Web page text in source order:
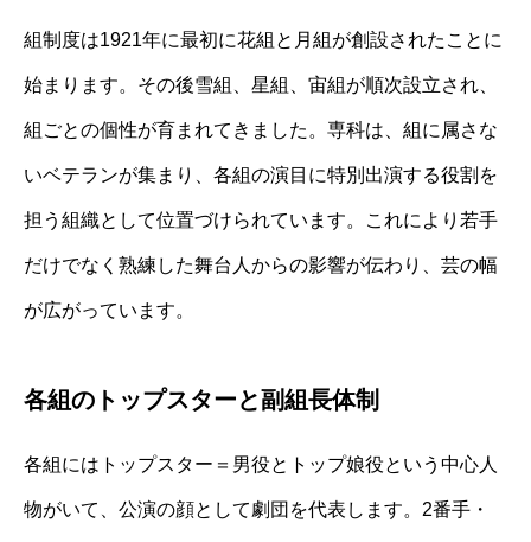
組制度は1921年に最初に花組と月組が創設されたことに
始まります。その後雪組、星組、宙組が順次設立され、
組ごとの個性が育まれてきました。専科は、組に属さな
いベテランが集まり、各組の演目に特別出演する役割を
担う組織として位置づけられています。これにより若手
だけでなく熟練した舞台人からの影響が伝わり、芸の幅
が広がっています。
各組のトップスターと副組長体制
各組にはトップスター＝男役とトップ娘役という中心人
物がいて、公演の顔として劇団を代表します。2番手・